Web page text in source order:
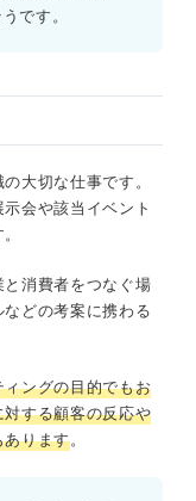
です。
大切な仕事です。
会や該当イベント
消費者をつなぐ場
どの考案に携わる
ングの目的でもお
する顧客の反応や
あります。